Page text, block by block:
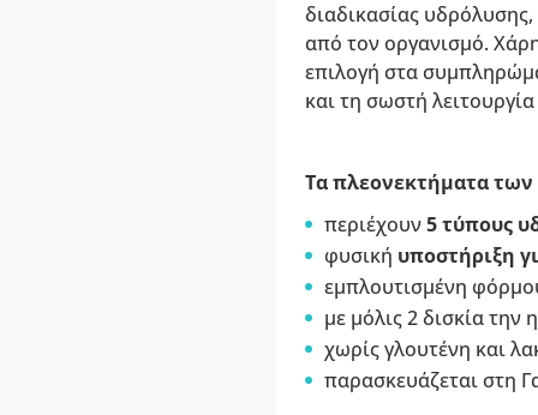
διαδικασίας
από τον οργανισμό.
επιλογή στα
και τη σωστή
Τα πλεονεκτήματα
περιέχουν5 τύπους
φυσική υποστήριξη
εμπλουτισμένη
με μόλις 2 δισκία
χωρίς γλουτένη και
παρασκευάζεται στη